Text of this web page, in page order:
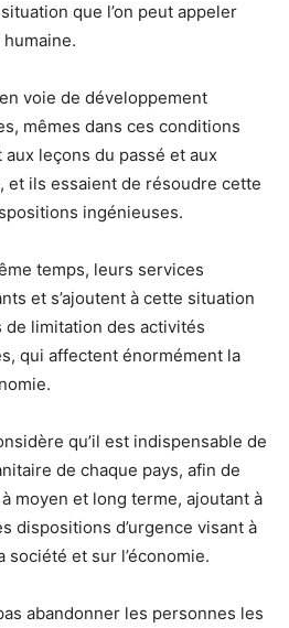
situation que l’on peut appeler
voie de développement
mêmes dans ces conditions
leçons du passé et aux
et ils essaient de résoudre cette
ingénieuses.
temps, leurs services
et s’ajoutent à cette situation
limitation des activités
qui affectent énormément la
qu’il est indispensable de
de chaque pays, afin de
moyen et long terme, ajoutant à
dispositions d’urgence visant à
société et sur l’économie.
abandonner les personnes les